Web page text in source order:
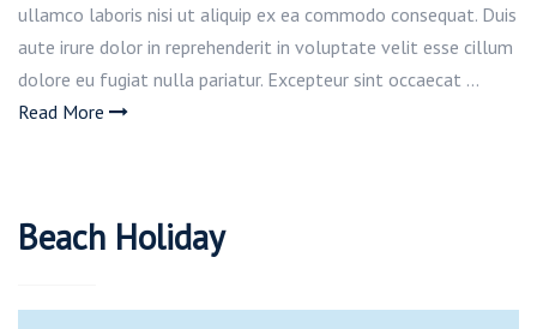
ullamco laboris nisi ut aliquip ex ea commodo consequat. Duis
aute irure dolor in reprehenderit in voluptate velit esse cillum
dolore eu fugiat nulla pariatur. Excepteur sint occaecat …
Read More
Beach Holiday